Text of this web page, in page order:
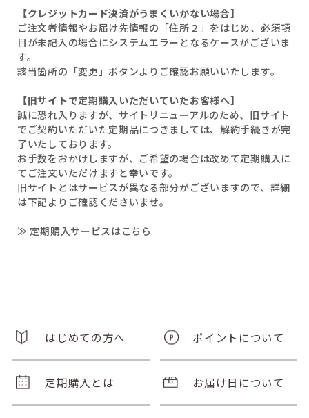
【クレジットカード決済がうまくいかない場合】
ご注文者情報やお届け先情報の「住所２」をはじめ、必須項
目が未記入の場合にシステムエラーとなるケースがございま
す。
該当箇所の「変更」ボタンよりご確認お願いいたします。
【旧サイトで定期購入いただいていたお客様へ】
誠に恐れ入りますが、サイトリニューアルのため、旧サイト
でご契約いただいた定期品につきましては、解約手続きが完
了いたしております。
お手数をおかけしますが、ご希望の場合は改めて定期購入に
てご注文いただけますと幸いです。
旧サイトとはサービスが異なる部分がございますので、詳細
は下記よりご確認くださいませ。
≫ 定期購入サービスはこちら
はじめての方へ ポイントについて
定期購入とは お届け日について